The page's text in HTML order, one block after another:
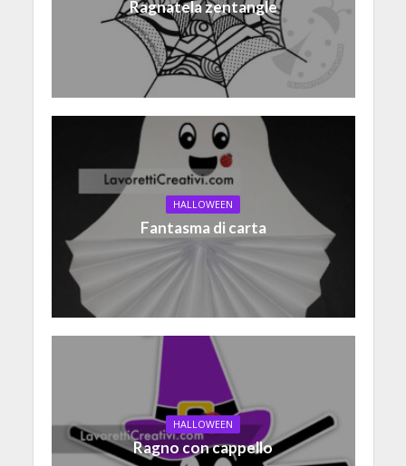
Ragnatela zentangle
HALLOWEEN
Fantasma di carta
HALLOWEEN
Ragno con cappello